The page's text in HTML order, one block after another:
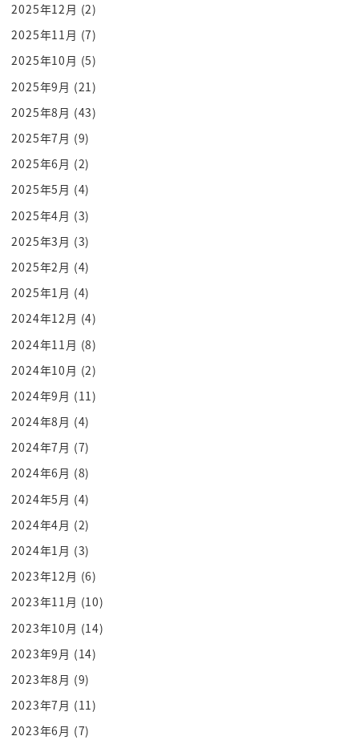
その強いを人は無残の血を大量に
を色濃くもらっているの強いんですなので
中に気付きそういう幹部の強い家を採取することが
できて研究ができれば
なあ
中に気づき後を採取する
あなたのミッションが始まりましたそうすれば妹戻
るんですね
わかりました妹といきますファッション化し30力尽
きずに気づき
中に気づきの保健所の犬がんばっいいいいなる業で
すると道中ですねまた味方味方にも出るんですよ今
度は同期なんですねあの生き残って
生き残っていた恋
生き残っていて5人乗れちゃうんですね2人とにゃん
ですねそれはですねあの
全員つ樋之助って言うんですよねこの前5っていうの
ね面白いですねもう全員写って
報告問題キュっていきますけど全員ツっていうんで
すねもう普段臆病なんですよ
おいたんじろうをもう俺のこと守ってくれよ
持ってくれなきゃ嬉しいんじゃんだそれはいいんだ
から tipo よ俺何やったっ
いいんじゃないかなっていうめちゃくちゃ
ほうがいいキャラなんですけども実はですねものす
と気絶しちゃうんですよ戦闘中に戦闘中に気絶して
から強くなるということなの
酔拳の最強版みたいなです状態だったんですねパー
子はいおんぎゃーパチンショーン
シャーンっていうんですねそういう技を持ってるっ
2025年12月 (2)
2025年11月 (7)
2025年10月 (5)
2025年9月 (21)
2025年8月 (43)
2025年7月 (9)
2025年6月 (2)
2025年5月 (4)
2025年4月 (3)
2025年3月 (3)
2025年2月 (4)
2025年1月 (4)
2024年12月 (4)
2024年11月 (8)
2024年10月 (2)
2024年9月 (11)
2024年8月 (4)
2024年7月 (7)
2024年6月 (8)
2024年5月 (4)
2024年4月 (2)
2024年1月 (3)
2023年12月 (6)
2023年11月 (10)
2023年10月 (14)
2023年9月 (14)
2023年8月 (9)
2023年7月 (11)
2023年6月 (7)